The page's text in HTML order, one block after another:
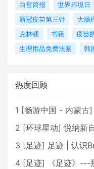
白宫简报
世界环境日
新冠疫苗第三针
大肠
克林顿
书籍 疫苗
生理用品免费法案
韩
热度回顾
1 [畅游中国 - 内蒙古]
2 [环球星动] 悦纳新
3 [足迹] 足迹 | 认识
4 [足迹]
《足迹》